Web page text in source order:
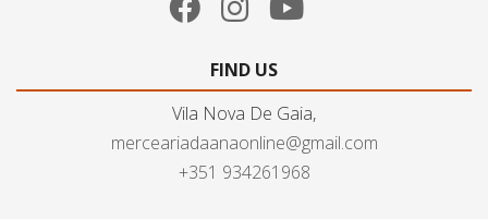
FIND US
Vila Nova De Gaia,
merceariadaanaonline@gmail.com
+351 934261968